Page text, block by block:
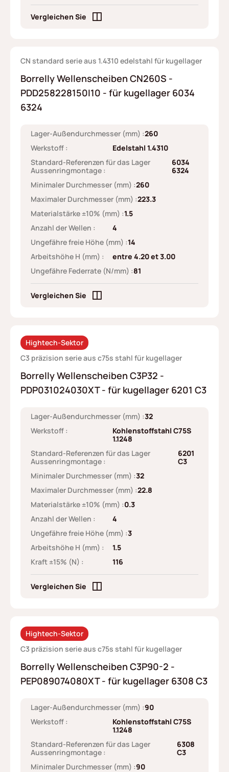
Vergleichen Sie
CN standard serie aus 1.4310 edelstahl für kugellager
Borrelly Wellenscheiben CN260S -
PDD258228150I10 - für kugellager 6034
6324
Lager-Außendurchmesser (mm) :260
Werkstoff :
Edelstahl 1.4310
Standard-Referenzen für das Lager
Aussenringmontage :
6034
6324
Minimaler Durchmesser (mm) :260
Maximaler Durchmesser (mm) :223.3
Materialstärke ±10% (mm) :1.5
Anzahl der Wellen :
4
Ungefähre freie Höhe (mm) :14
Arbeitshöhe H (mm) :
entre 4.20 et 3.00
Ungefähre Federrate (N/mm) :81
Vergleichen Sie
Hightech-Sektor
C3 präzision serie aus c75s stahl für kugellager
Borrelly Wellenscheiben C3P32 -
PDP031024030XT - für kugellager 6201 C3
Lager-Außendurchmesser (mm) :32
Werkstoff :
Kohlenstoffstahl C75S
1.1248
Standard-Referenzen für das Lager
Aussenringmontage :
6201
C3
Minimaler Durchmesser (mm) :32
Maximaler Durchmesser (mm) :22.8
Materialstärke ±10% (mm) :0.3
Anzahl der Wellen :
4
Ungefähre freie Höhe (mm) :3
Arbeitshöhe H (mm) :
1.5
Kraft ±15% (N) :
116
Vergleichen Sie
Hightech-Sektor
C3 präzision serie aus c75s stahl für kugellager
Borrelly Wellenscheiben C3P90-2 -
PEP089074080XT - für kugellager 6308 C3
Lager-Außendurchmesser (mm) :90
Werkstoff :
Kohlenstoffstahl C75S
1.1248
Standard-Referenzen für das Lager
Aussenringmontage :
6308
C3
Minimaler Durchmesser (mm) :90